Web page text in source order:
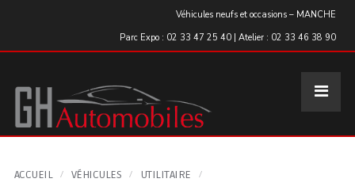
Véhicules neufs et occasions – MANCHE
Parc Expo : 02 33 47 25 40 | Atelier : 02 33 46 38 90
ACCUEIL VÉHICULES UTILITAIRE
Panneau de gestion des cookies